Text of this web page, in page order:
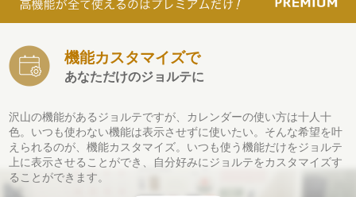
機能カスタマイズで
あなただけのジョルテに
沢山の機能があるジョルテですが、カレンダーの使い方は十人十
色。いつも使わない機能は表示させずに使いたい。そんな希望を叶
えられるのが、機能カスタマイズ。いつも使う機能だけをジョルテ
上に表示させることができ、自分好みにジョルテをカスタマイズす
ることができます。